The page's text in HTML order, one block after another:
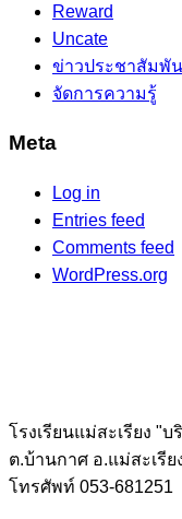
Reward
Uncate
ข่าวประชาสัมพั
จัดการความรู้
Meta
Log in
Entries feed
Comments feed
WordPress.org
โรงเรียนแม่สะเรียง "
ต.บ้านกาศ อ.แม่สะเรี
โทรศัพท์ 053-681251